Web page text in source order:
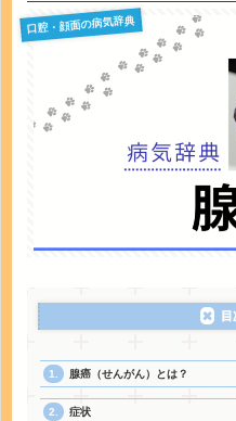
口腔・顔面の病気辞典
腺癌（せんがん）とは？
症状